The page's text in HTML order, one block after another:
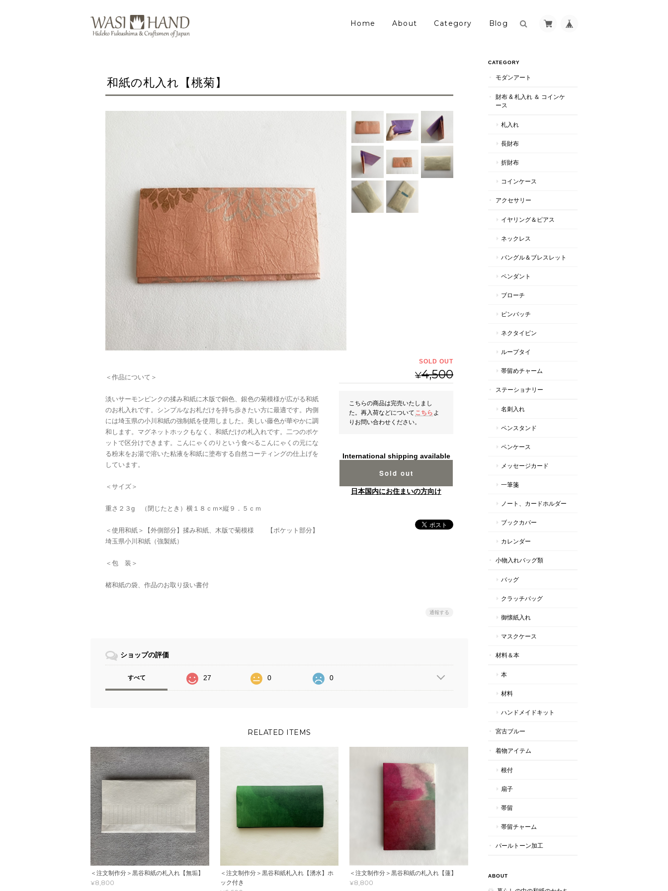
Home About Category Blog
和紙の札入れ【桃菊】
＜作品について＞
淡いサーモンピンクの揉み和紙に木版で銅色、銀色の菊模様が広がる和紙
のお札入れです。シンプルなお札だけを持ち歩きたい方に最適です。内側
には埼玉県の小川和紙の強制紙を使用しました。美しい藤色が華やかに調
和します。マグネットホックもなく、和紙だけの札入れです。二つのポケ
ットで区分けできます。こんにゃくのりという食べるこんにゃくの元にな
る粉末をお湯で溶いた粘液を和紙に塗布する自然コーティングの仕上げを
しています。
＜サイズ＞
重さ２３g （閉じたとき）横１８ｃｍ×縦９．５ｃｍ
＜使用和紙＞【外側部分】揉み和紙、木版で菊模様 【ポケット部分】
埼玉県小川和紙（強製紙）
＜包 装＞
楮和紙の袋、作品のお取り扱い書付
¥4,500
SOLD OUT
こちらの商品は完売いたしまし
た。再入荷などについて こちら よ
りお問い合わせください。
International shipping available
Sold out
日本国内にお住まいの方向け
通報する
ショップの評価
すべて 27 0 0
RELATED ITEMS
＜注文制作分＞黒谷和紙の札入れ【無垢】
¥8,800
＜注文制作分＞黒谷和紙札入れ【湧水】ホ
ック付き
＜注文制作分＞黒谷和紙の札入れ【蓮】
¥8,800
CATEGORY
モダンアート
財布 & 札入れ ＆ コインケ
ース
札入れ
長財布
折財布
コインケース
アクセサリー
イヤリング＆ピアス
ネックレス
バングル＆ブレスレット
ペンダント
ブローチ
ピンバッチ
ネクタイピン
ループタイ
帯留めチャーム
ステーショナリー
名刺入れ
ペンスタンド
ペンケース
メッセージカード
一筆箋
ノート、カードホルダー
ブックカバー
カレンダー
小物入れバッグ類
バッグ
クラッチバッグ
御懐紙入れ
マスクケース
材料＆本
本
材料
ハンドメイドキット
宮古ブルー
着物アイテム
根付
扇子
帯留
帯留チャーム
パールトーン加工
ABOUT